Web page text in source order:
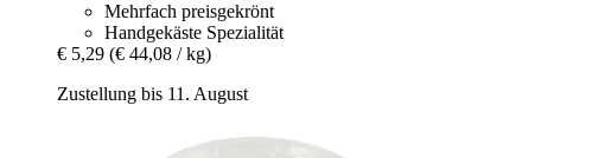
Mehrfach preisgekrönt
Handgekäste Spezialität
€ 5,29 (€ 44,08 / kg)
Zustellung bis 11. August